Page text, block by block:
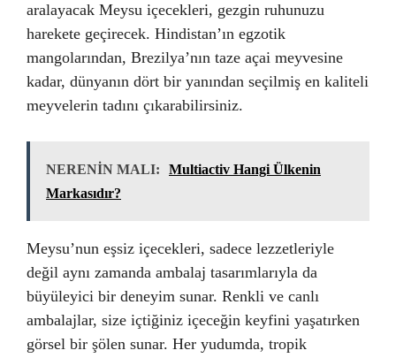
aralayacak Meysu içecekleri, gezgin ruhunuzu
harekete geçirecek. Hindistan’ın egzotik
mangolarından, Brezilya’nın taze açai meyvesine
kadar, dünyanın dört bir yanından seçilmiş en kaliteli
meyvelerin tadını çıkarabilirsiniz.
NERENİN MALI:
Multiactiv Hangi Ülkenin
Markasıdır?
Meysu’nun eşsiz içecekleri, sadece lezzetleriyle
değil aynı zamanda ambalaj tasarımlarıyla da
büyüleyici bir deneyim sunar. Renkli ve canlı
ambalajlar, size içtiğiniz içeceğin keyfini yaşatırken
görsel bir şölen sunar. Her yudumda, tropik